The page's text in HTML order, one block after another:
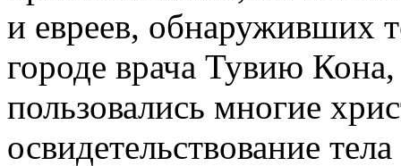
и евреев, обнаруживших
городе врача Тувию
пользовались многие
освидетельствование